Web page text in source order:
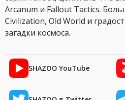
Arcanum и Fallout Tactics.
Civilization, Old World и
загадки космоса.
SHAZOO YouTube